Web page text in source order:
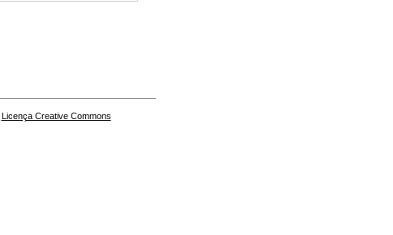
Licença Creative Commons